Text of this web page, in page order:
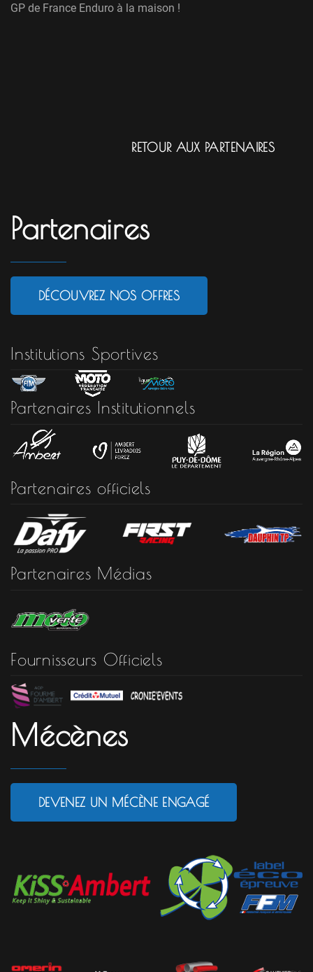
GP de France Enduro à la maison !
RETOUR AUX PARTENAIRES
Partenaires
DÉCOUVREZ NOS OFFRES
Institutions Sportives
Partenaires Institutionnels
Partenaires officiels
Partenaires Médias
Fournisseurs Officiels
Mécènes
DEVENEZ UN MÉCÈNE ENGAGÉ